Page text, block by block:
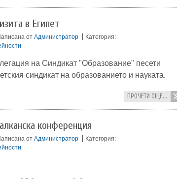
в Египет
от Администратор
Категория:
на Синдикат "Образование" песети
синдикат на образованието и науката.
ПРОЧЕТИ ОЩЕ...
конференция
от Администратор
Категория: